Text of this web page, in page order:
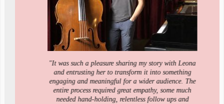
"It was such a pleasure sharing my story with Leona
and entrusting her to transform it into something
engaging and meaningful for a wider audience. The
entire process required great empathy, some much
needed hand-holding, relentless follow ups and